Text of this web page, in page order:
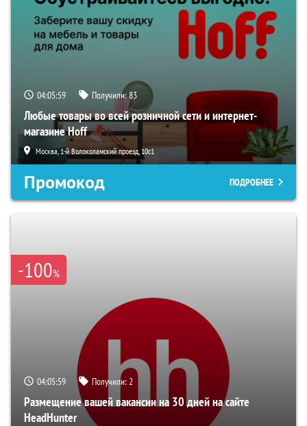
04:05:58 Получили:83
Любые товары во всей розничной сети и интернет-
магазине Hoff
Москва, 1-й Волоколамский проезд, 10с1
Промокод ПОДРОБНЕЕ
-100%
04:05:58 Получили:2
Размещение вашей вакансии на 30 дней на сайте
HeadHunter